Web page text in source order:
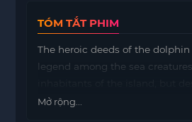
TÓM TẮT PHIM
The heroic deeds of the
legend among the sea
feels lonely, because everyone
Mở rộng...